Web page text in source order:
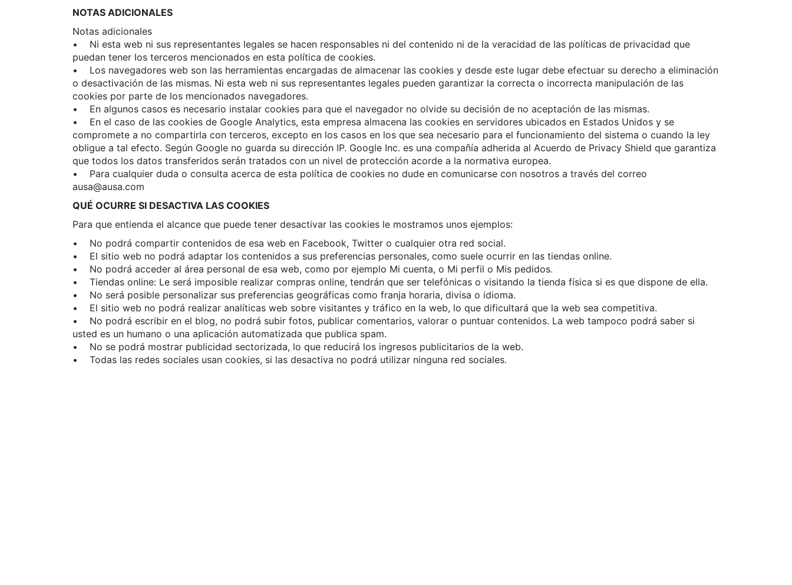
NOTAS ADICIONALES
Notas adicionales
• Ni esta web ni sus representantes legales se hacen responsables ni del contenido ni de la veracidad de las políticas de privacidad que
puedan tener los terceros mencionados en esta política de cookies.
• Los navegadores web son las herramientas encargadas de almacenar las cookies y desde este lugar debe efectuar su derecho a eliminación
o desactivación de las mismas. Ni esta web ni sus representantes legales pueden garantizar la correcta o incorrecta manipulación de las
cookies por parte de los mencionados navegadores.
• En algunos casos es necesario instalar cookies para que el navegador no olvide su decisión de no aceptación de las mismas.
• En el caso de las cookies de Google Analytics, esta empresa almacena las cookies en servidores ubicados en Estados Unidos y se
compromete a no compartirla con terceros, excepto en los casos en los que sea necesario para el funcionamiento del sistema o cuando la ley
obligue a tal efecto. Según Google no guarda su dirección IP. Google Inc. es una compañía adherida al Acuerdo de Privacy Shield que garantiza
que todos los datos transferidos serán tratados con un nivel de protección acorde a la normativa europea.
• Para cualquier duda o consulta acerca de esta política de cookies no dude en comunicarse con nosotros a través del correo
ausa@ausa.com
QUÉ OCURRE SI DESACTIVA LAS COOKIES
Para que entienda el alcance que puede tener desactivar las cookies le mostramos unos ejemplos:
• No podrá compartir contenidos de esa web en Facebook, Twitter o cualquier otra red social.
• El sitio web no podrá adaptar los contenidos a sus preferencias personales, como suele ocurrir en las tiendas online.
• No podrá acceder al área personal de esa web, como por ejemplo Mi cuenta, o Mi perfil o Mis pedidos.
• Tiendas online: Le será imposible realizar compras online, tendrán que ser telefónicas o visitando la tienda física si es que dispone de ella.
• No será posible personalizar sus preferencias geográficas como franja horaria, divisa o idioma.
• El sitio web no podrá realizar analíticas web sobre visitantes y tráfico en la web, lo que dificultará que la web sea competitiva.
• No podrá escribir en el blog, no podrá subir fotos, publicar comentarios, valorar o puntuar contenidos. La web tampoco podrá saber si
usted es un humano o una aplicación automatizada que publica spam.
• No se podrá mostrar publicidad sectorizada, lo que reducirá los ingresos publicitarios de la web.
• Todas las redes sociales usan cookies, si las desactiva no podrá utilizar ninguna red sociales.